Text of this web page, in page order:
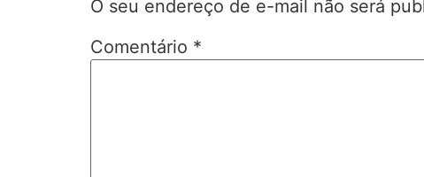
O seu endereço de e-mail não será
Comentário *